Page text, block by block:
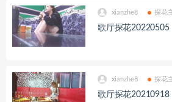
xianzhe8 探花
歌厅探花20220505
xianzhe8 探花
歌厅探花20210918